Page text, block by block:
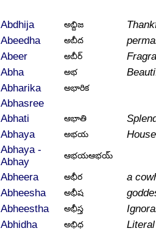
Abdhija అబ్దిజ
Abeedha
అబీద
Abeer
అబీర్
Abha
అభ
Abharika
అభారిక
Abhasree
Abhati
ఆభాతి
Abhaya
అభయ
Abhaya -
Abhay
ఆభయఆభయ్
Abheera అభీర
a
Abheesha
అభీష
Abheestha
అభీస్త
Abhidha
అభిధ